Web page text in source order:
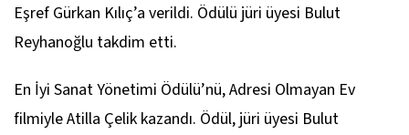
Eşref Gürkan Kılıç’a verildi. Ödülü jüri üyesi Bulut
Reyhanoğlu takdim etti.
En İyi Sanat Yönetimi Ödülü’nü,Adresi Olmayan Ev
filmiyle Atilla Çelik kazandı. Ödül, jüri üyesi Bulut